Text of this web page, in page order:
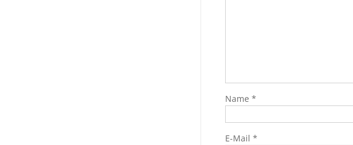
Name*
E-Mail*